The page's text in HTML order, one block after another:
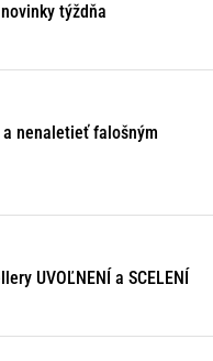
týždňa
nenaletieť falošným
UVOĽNENÍ a SCELENÍ